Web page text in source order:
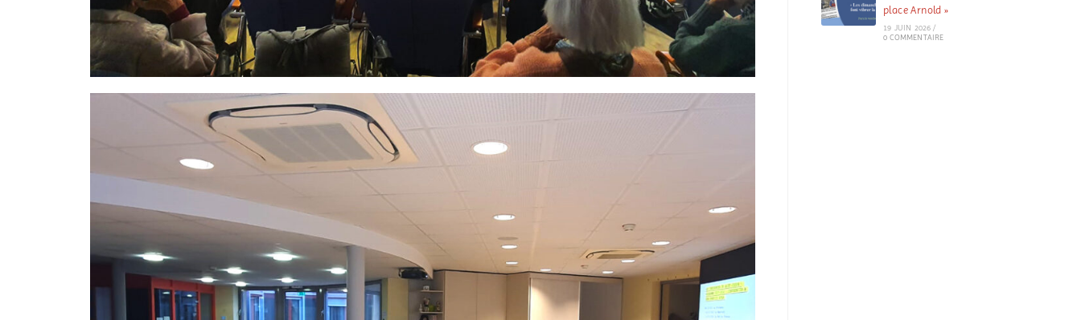
place Arnold »
19 JUIN 2026 /
0 COMMENTAIRE